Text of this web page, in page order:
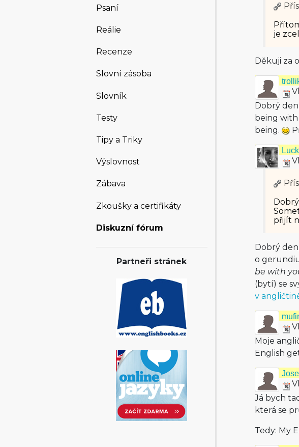
Psaní
Reálie
Recenze
Slovní zásoba
Slovník
Testy
Tipy a Triky
Výslovnost
Zábava
Zkoušky a certifikáty
Diskuzní fórum
Partneři stránek
je
Děkuji za
Dobrý
being
being.
přijít
Dobrý
o
be with
(bytí) se
v
Moje
English
Já bych
která se
Tedy: My